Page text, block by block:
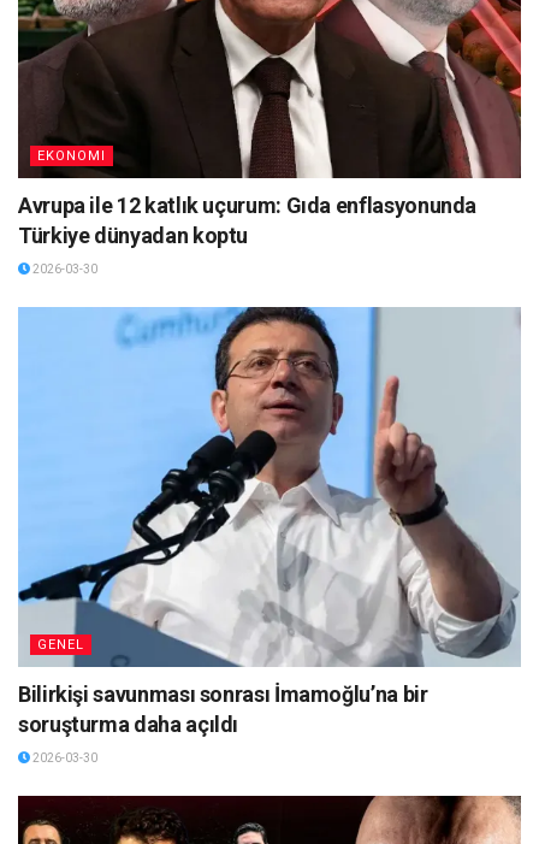
EKONOMI
Avrupa ile 12 katlık uçurum: Gıda enflasyonunda
Türkiye dünyadan koptu
2026-03-30
GENEL
Bilirkişi savunması sonrası İmamoğlu’na bir
soruşturma daha açıldı
2026-03-30